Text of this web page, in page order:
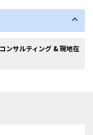
ンサルティング & 現地在